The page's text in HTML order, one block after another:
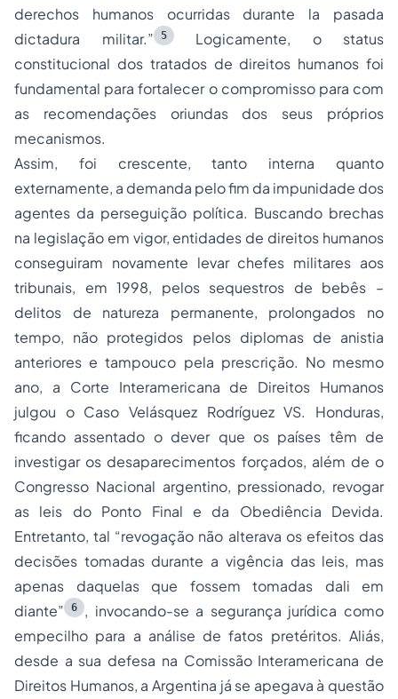
derechos humanos ocurridas durante la pasada
dictadura militar.”
5 Logicamente, o status
constitucional dos tratados de direitos humanos foi
fundamental para fortalecer o compromisso para com
as recomendações oriundas dos seus próprios
mecanismos.
Assim, foi crescente, tanto interna quanto
externamente, a demanda pelo fim da impunidade dos
agentes da perseguição política. Buscando brechas
na legislação em vigor, entidades de direitos humanos
conseguiram novamente levar chefes militares aos
tribunais, em 1998, pelos sequestros de bebês –
delitos de natureza permanente, prolongados no
tempo, não protegidos pelos diplomas de anistia
anteriores e tampouco pela prescrição. No mesmo
ano, a Corte Interamericana de Direitos Humanos
julgou o Caso Velásquez Rodríguez VS. Honduras,
ficando assentado o dever que os países têm de
investigar os desaparecimentos forçados, além de o
Congresso Nacional argentino, pressionado, revogar
as leis do Ponto Final e da Obediência Devida.
Entretanto, tal “revogação não alterava os efeitos das
decisões tomadas durante a vigência das leis, mas
apenas daquelas que fossem tomadas dali em
diante”
6
, invocando-se a segurança jurídica como
empecilho para a análise de fatos pretéritos. Aliás,
desde a sua defesa na Comissão Interamericana de
Direitos Humanos, a Argentina já se apegava à questão